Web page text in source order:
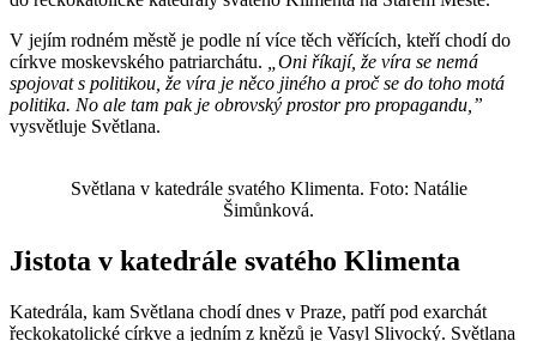
V jejím rodném městě je podle ní více těch věřících, kteří chodí do
církve moskevského patriarchátu. „Oni říkají, že víra se nemá
spojovat s politikou, že víra je něco jiného a proč se do toho motá
politika. No ale tam pak je obrovský prostor pro propagandu,”
vysvětluje Světlana.
Světlana v katedrále svatého Klimenta. Foto: Natálie
Šimůnková.
Jistota v katedrále svatého Klimenta
Katedrála, kam Světlana chodí dnes v Praze, patří pod exarchát
řeckokatolické církve a jedním z knězů je Vasyl Slivocký. Světlana